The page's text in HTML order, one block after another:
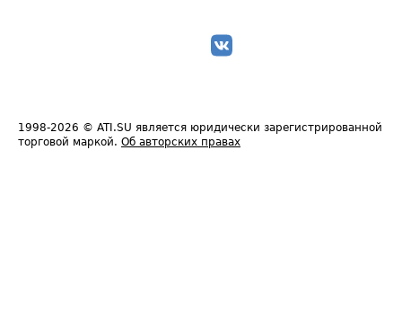
1998-2026 © ATI.SU является юридически зарегистрированной
торговой маркой. Об авторских правах